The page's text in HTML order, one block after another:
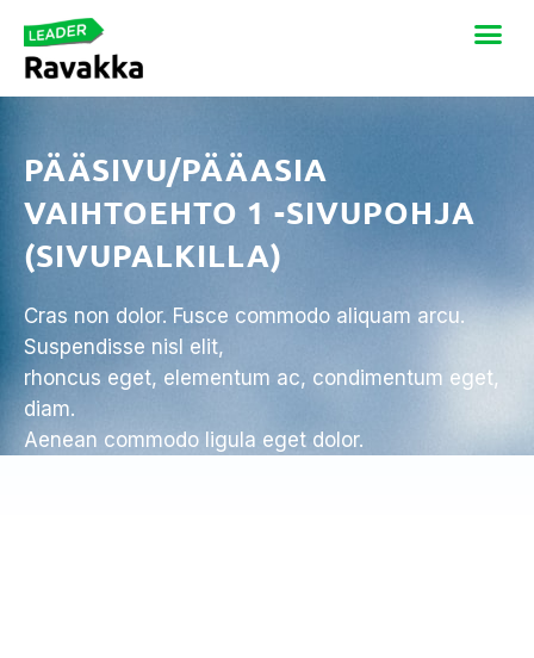
PÄÄSIVU/PÄÄASIA
VAIHTOEHTO 1 -SIVUPOHJA
(SIVUPALKILLA)
Cras non dolor. Fusce commodo aliquam arcu.
Suspendisse nisl elit,
rhoncus eget, elementum ac, condimentum eget,
diam.
Aenean commodo ligula eget dolor.